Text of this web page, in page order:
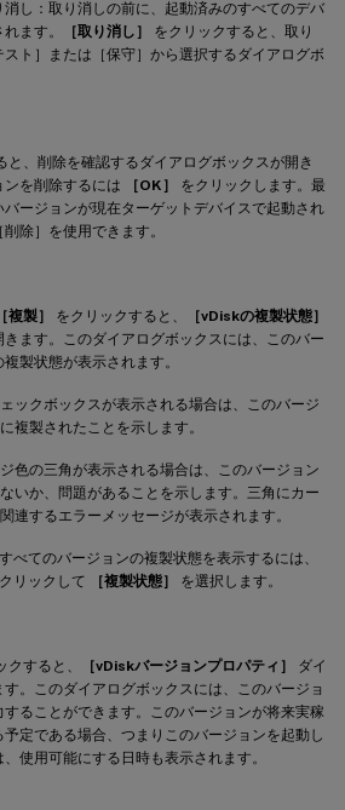
し：取り消しの前に、起動済みのすべてのデバ
ます。
［取り消し］
をクリックすると、取り
ト］または［保守］から選択するダイアログボ
と、削除を確認するダイアログボックスが開き
ンを削除するには
［OK］
をクリックします。最
ージョンが現在ターゲットデバイスで起動され
除］を使用できます。
［複製］ をクリックすると、
［vDiskの複製状態］
ます。このダイアログボックスには、このバー
製状態が表示されます。
ックボックスが表示される場合は、このバージ
複製されたことを示します。
色の三角が表示される場合は、このバージョン
いか、問題があることを示します。三角にカー
連するエラーメッセージが表示されます。
べてのバージョンの複製状態を表示するには、
リックして
［複製状態］ を選択します。
クすると、 ［vDiskバージョンプロパティ］
ダイ
。このダイアログボックスには、このバージョ
ることができます。このバージョンが将来実稼
定である場合、つまりこのバージョンを起動し
使用可能にする日時も表示されます。